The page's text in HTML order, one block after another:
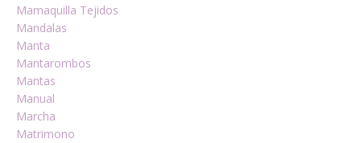
Mamaquilla Tejidos
Mandalas
Manta
Mantarombos
Mantas
Manual
Marcha
Matrimono